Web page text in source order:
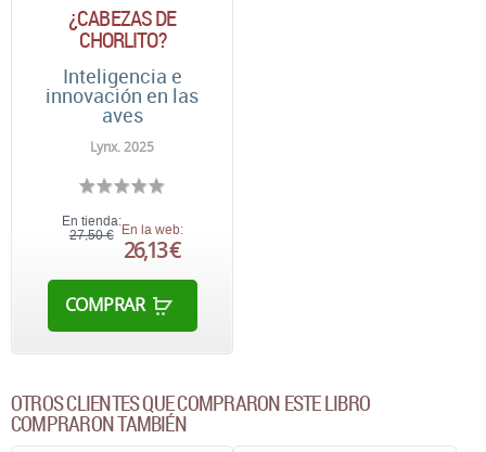
¿CABEZAS DE
CHORLITO?
Inteligencia e
innovación en las
aves
Lynx. 2025
En tienda:
27,50 € En la web:
26,13 €
COMPRAR
OTROS CLIENTES QUE COMPRARON ESTE LIBRO
COMPRARON TAMBIÉN